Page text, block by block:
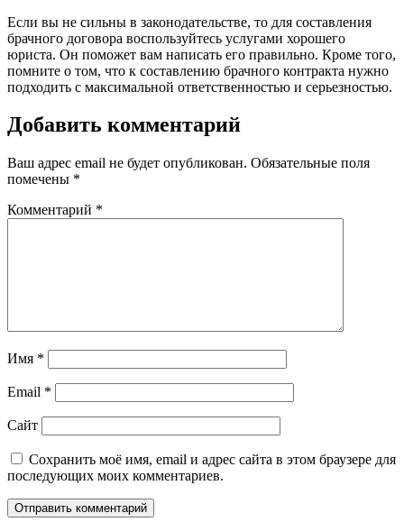
Если вы не сильны в законодательстве, то для составления
брачного договора воспользуйтесь услугами хорошего
юриста. Он поможет вам написать его правильно. Кроме того,
помните о том, что к составлению брачного контракта нужно
подходить с максимальной ответственностью и серьезностью.
Добавить комментарий
Ваш адрес email не будет опубликован. Обязательные поля
помечены *
Комментарий *
Имя *
Email *
Сайт
Сохранить моё имя, email и адрес сайта в этом браузере для
последующих моих комментариев.